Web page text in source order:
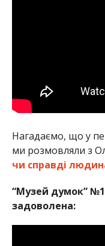
Нагадаємо, що у
ми розмовляли з
чи справді
“Музей думок”
задоволена: